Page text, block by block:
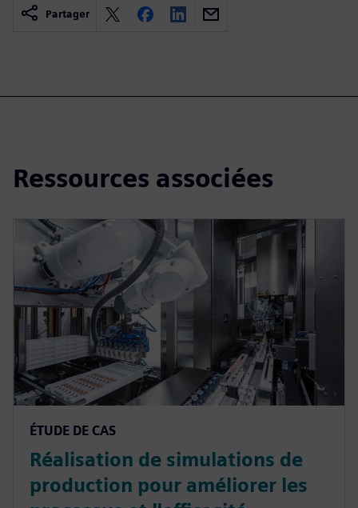
Partager
Ressources associées
ÉTUDE DE CAS
Réalisation de simulations de
production pour améliorer les